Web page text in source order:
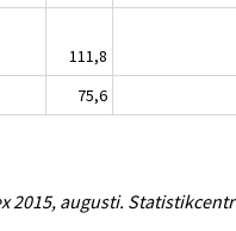
111,8
75,6
2015, augusti.